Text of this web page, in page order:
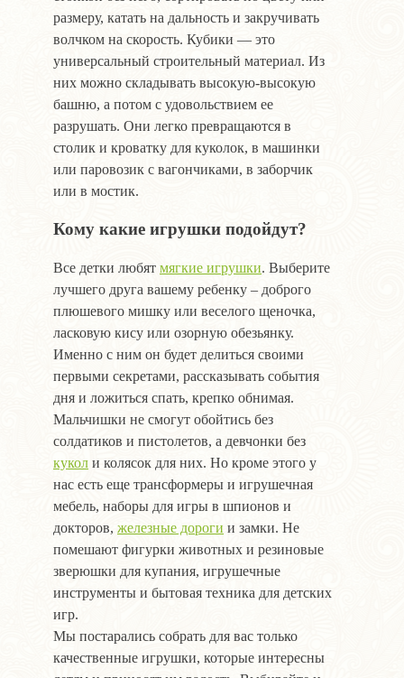
размеру, катать на дальность и закручивать
волчком на скорость. Кубики — это
универсальный строительный материал. Из
них можно складывать высокую-высокую
башню, а потом с удовольствием ее
разрушать. Они легко превращаются в
столик и кроватку для куколок, в машинки
или паровозик с вагончиками, в заборчик
или в мостик.
Кому какие игрушки подойдут?
Все детки любят мягкие игрушки. Выберите
лучшего друга вашему ребенку – доброго
плюшевого мишку или веселого щеночка,
ласковую кису или озорную обезьянку.
Именно с ним он будет делиться своими
первыми секретами, рассказывать события
дня и ложиться спать, крепко обнимая.
Мальчишки не смогут обойтись без
солдатиков и пистолетов, а девчонки без
кукол и колясок для них. Но кроме этого у
нас есть еще трансформеры и игрушечная
мебель, наборы для игры в шпионов и
докторов, железные дороги и замки. Не
помешают фигурки животных и резиновые
зверюшки для купания, игрушечные
инструменты и бытовая техника для детских
игр.
Мы постарались собрать для вас только
качественные игрушки, которые интересны